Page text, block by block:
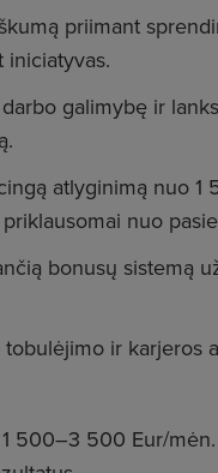
priimant
iniciatyvas.
galimybę ir
atlyginimą nuo
nuo
bonusų sistemą
tobulėjimo ir karjeros
500–3 500 Eur/